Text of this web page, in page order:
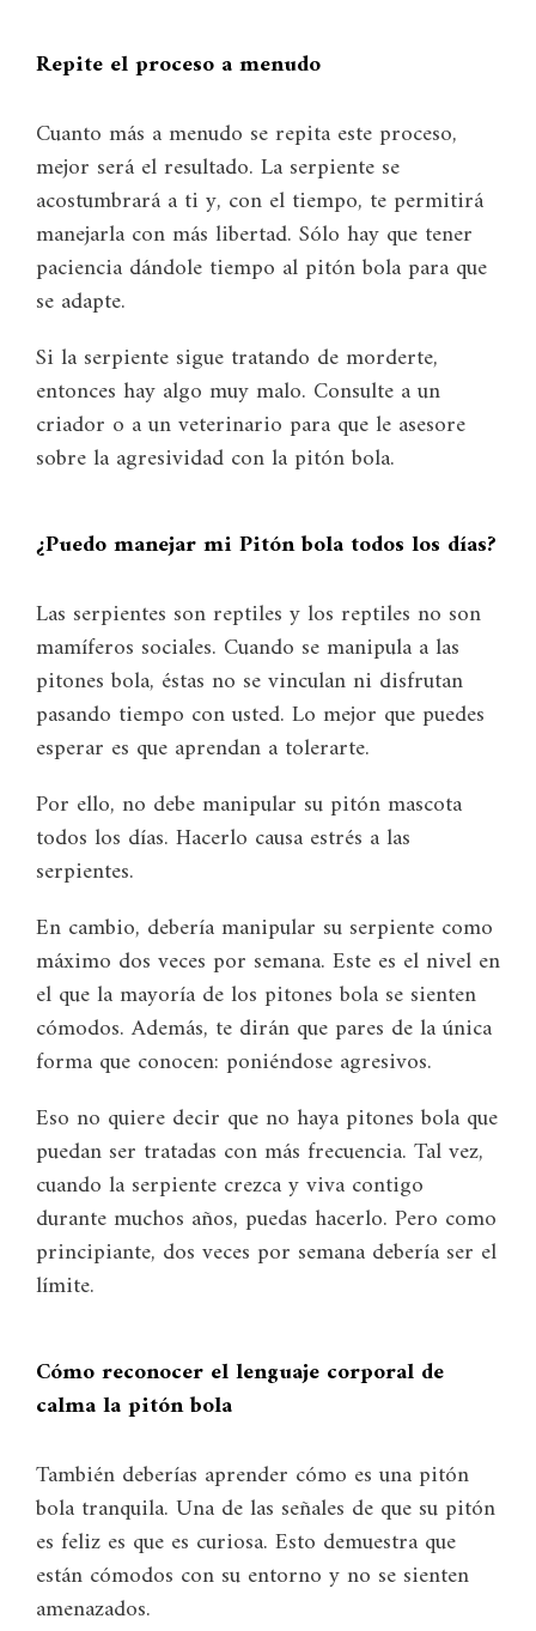
Repite el proceso a menudo
Cuanto más a menudo se repita este proceso,
mejor será el resultado. La serpiente se
acostumbrará a ti y, con el tiempo, te permitirá
manejarla con más libertad. Sólo hay que tener
paciencia dándole tiempo al pitón bola para que
se adapte.
Si la serpiente sigue tratando de morderte,
entonces hay algo muy malo. Consulte a un
criador o a un veterinario para que le asesore
sobre la agresividad con la pitón bola.
¿Puedo manejar mi Pitón bola todos los días?
Las serpientes son reptiles y los reptiles no son
mamíferos sociales. Cuando se manipula a las
pitones bola, éstas no se vinculan ni disfrutan
pasando tiempo con usted. Lo mejor que puedes
esperar es que aprendan a tolerarte.
Por ello, no debe manipular su pitón mascota
todos los días. Hacerlo causa estrés a las
serpientes.
En cambio, debería manipular su serpiente como
máximo dos veces por semana. Este es el nivel en
el que la mayoría de los pitones bola se sienten
cómodos. Además, te dirán que pares de la única
forma que conocen: poniéndose agresivos.
Eso no quiere decir que no haya pitones bola que
puedan ser tratadas con más frecuencia. Tal vez,
cuando la serpiente crezca y viva contigo
durante muchos años, puedas hacerlo. Pero como
principiante, dos veces por semana debería ser el
límite.
Cómo reconocer el lenguaje corporal de
calma la pitón bola
También deberías aprender cómo es una pitón
bola tranquila. Una de las señales de que su pitón
es feliz es que es curiosa. Esto demuestra que
están cómodos con su entorno y no se sienten
amenazados.